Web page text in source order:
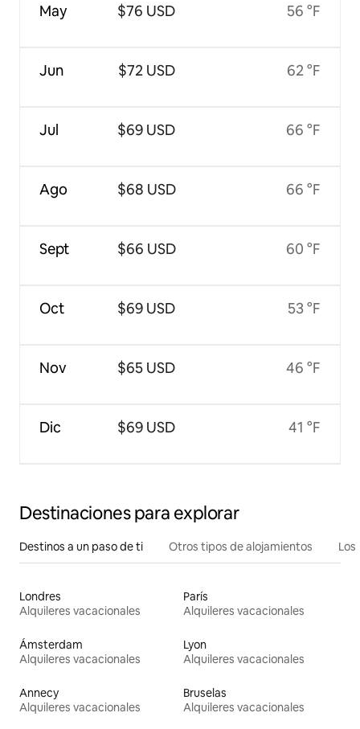
May
Jun
Jul
Ago
Sept
Oct
Nov
Dic
$76 USD
$72 USD
$69 USD
$68 USD
$66 USD
$69 USD
$65 USD
$69 USD
56 °F
62 °F
66 °F
66 °F
60 °F
53 °F
46 °F
41 °F
Destinaciones para explorar
Destinos a un paso de ti Otros tipos de alojamientos
Londres
Alquileres vacacionales
París
Alquileres vacacionales
Ámsterdam
Alquileres vacacionales
Lyon
Alquileres vacacionales
Annecy
Alquileres vacacionales
Bruselas
Alquileres vacacionales